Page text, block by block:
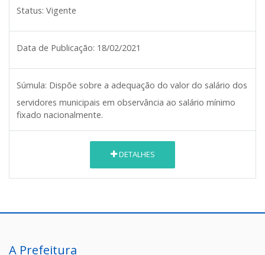
Status: Vigente
Data de Publicação: 18/02/2021
Súmula: Dispõe sobre a adequação do valor do salário dos
servidores municipais em observância ao salário mínimo
fixado nacionalmente.
DETALHES
A Prefeitura